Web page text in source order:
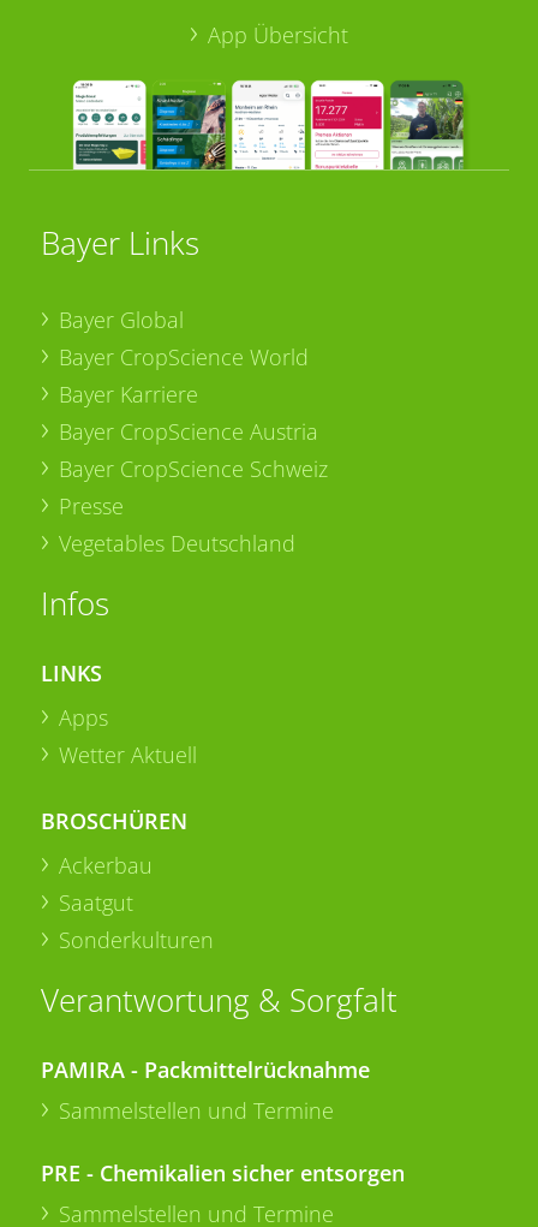
App Übersicht
Bayer Links
Bayer Global
Bayer CropScience World
Bayer Karriere
Bayer CropScience Austria
Bayer CropScience Schweiz
Presse
Vegetables Deutschland
Infos
LINKS
Apps
Wetter Aktuell
BROSCHÜREN
Ackerbau
Saatgut
Sonderkulturen
Verantwortung & Sorgfalt
PAMIRA - Packmittelrücknahme
Sammelstellen und Termine
PRE - Chemikalien sicher entsorgen
Sammelstellen und Termine